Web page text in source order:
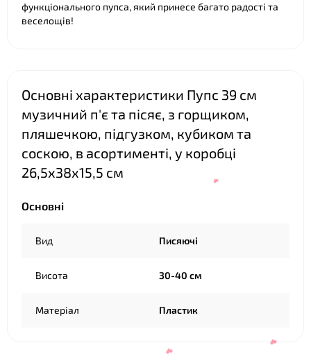
функціонального пупса, який принесе багато радості та
веселощів!
Основні характеристики Пупс 39 см
музичний п'є та пісяє, з горщиком,
пляшечкою, підгузком, кубиком та
соскою, в асортименті, у коробці
26,5х38х15,5 см
Основні
Вид Писяючі
Висота 30-40 см
Матеріал Пластик